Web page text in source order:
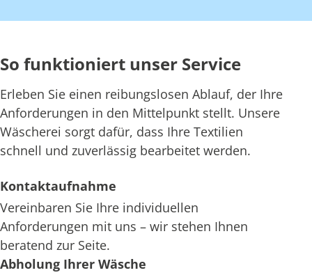
So funktioniert unser Service
Erleben Sie einen reibungslosen Ablauf, der Ihre
Anforderungen in den Mittelpunkt stellt. Unsere
Wäscherei sorgt dafür, dass Ihre Textilien
schnell und zuverlässig bearbeitet werden.
Kontaktaufnahme
Vereinbaren Sie Ihre individuellen
Anforderungen mit uns – wir stehen Ihnen
beratend zur Seite.
Abholung Ihrer Wäsche